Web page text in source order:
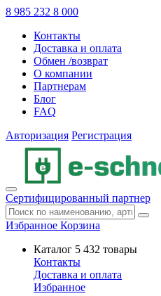
8 985 232 8 000
Контакты
Доставка и оплата
Обмен /возврат
О компании
Партнерам
Блог
FAQ
Авторизация Регистрация
Сертифицированный партнер
Избранное Корзина
Каталог 5 432 товары
Контакты
Доставка и оплата
Избранное